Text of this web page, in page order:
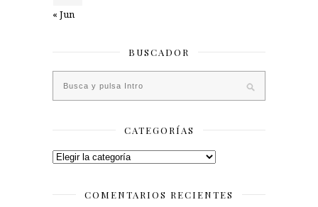
« Jun
BUSCADOR
CATEGORÍAS
Categorías
COMENTARIOS RECIENTES